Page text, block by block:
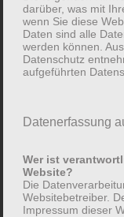
Previ
darüber, was mit
wenn Sie diese
Daten sind alle
werden können.
Datenschutz
aufgeführten
Datenerfassung
Wer ist
Website?
Die
Websitebetreiber.
Impressum dieser